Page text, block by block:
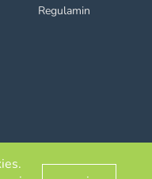
Regulamin